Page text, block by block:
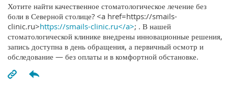
Хотите найти качественное стоматологическое лечение без
боли в Северной столице? <a href=https://smails-
clinic.ru>https://smails-clinic.ru</a>; . В нашей
стоматологической клинике внедрены инновационные решения,
запись доступна в день обращения, а первичный осмотр и
обследование — без оплаты и в комфортной обстановке.